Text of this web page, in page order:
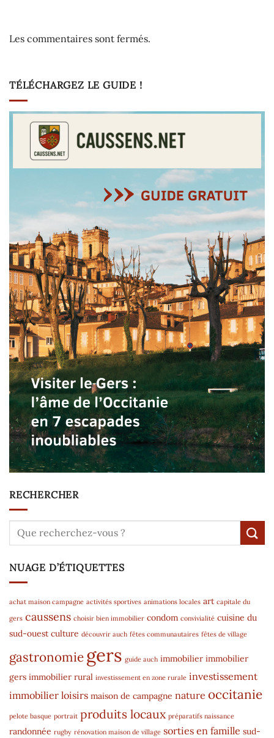
Les commentaires sont fermés.
TÉLÉCHARGEZ LE GUIDE !
RECHERCHER
NUAGE D’ÉTIQUETTES
achat maison campagne activités sportives animations locales art capitale du
gers caussens choisir bien immobilier condom convivialité cuisine du
sud-ouest culture découvrir auch fêtes communautaires fêtes de village
gastronomiegers guide auch immobilier immobilier
gers immobilier rural investissement en zone rurale investissement
immobilier loisirs maison de campagne nature occitanie
pelote basque portrait produits locaux préparatifs naissance
randonnée rugby rénovation maison de village sorties en famille sud-